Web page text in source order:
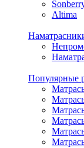
Altima
Популярные